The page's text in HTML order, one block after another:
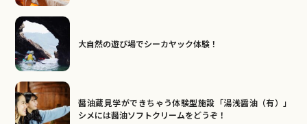
大自然の遊び場でシーカヤック体験！
醤油蔵見学ができちゃう体験型施設「湯浅醤油（有）」
シメには醤油ソフトクリームをどうぞ！